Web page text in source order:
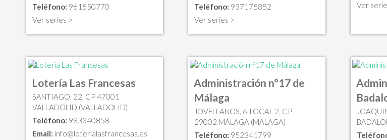
Teléfono: 961550770
Ver series >
Teléfono: 937175852
Ver series >
Ver
Lotería Las Francesas
SANTIAGO, 22, CP 47001
VALLADOLID (VALLADOLID)
Teléfono: 983340858
Email: info@loterialasfrancesas.es
Administración nº17 de
Málaga
JOVELLANOS, 6-LOCAL 2, CP
29002 MÁLAGA (MALAGA)
Teléfono: 952341799